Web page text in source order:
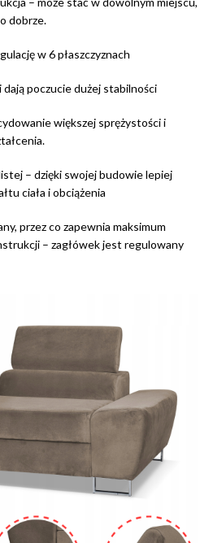
dobrze.
w 6 płaszczyznach
poczucie dużej stabilności
większej sprężystości i
– dzięki swojej budowie lepiej
ciała i obciążenia
przez co zapewnia maksimum
– zagłówek jest regulowany